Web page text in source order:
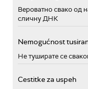
Вероватно свако од
сличну ДНК
Nemogućnost
Не туширате се
Cestitke za uspeh